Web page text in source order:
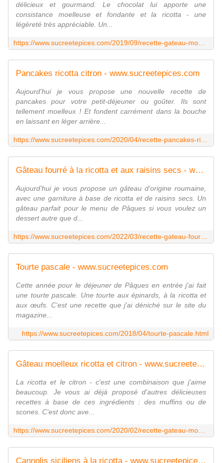
délicieux et gourmand. Le chocolat lui apporte une
consistance moelleuse et fondante et la ricotta - une
légèreté très appréciable. Un...
Pancakes ricotta citron - www.sucreetepices.com
Aujourd'hui je vous propose une nouvelle recette de
pancakes pour votre petit-déjeuner ou goûter. Ils sont
tellement moelleux ! Et fondent carrément dans la bouche
en laissant en léger arrière...
Gâteau fourré à la ricotta et aux raisins secs - www.sucreetepices.com
Aujourd'hui je vous propose un gâteau d'origine roumaine,
avec une garniture à base de ricotta et de raisins secs. Un
gâteau parfait pour le menu de Pâques si vous voulez un
dessert autre que d...
Tourte pascale - www.sucreetepices.com
Cette année pour le déjeuner de Pâques en entrée j'ai fait
une tourte pascale. Une tourte aux épinards, à la ricotta et
aux œufs. C'est une recette que j'ai déniché sur le site du
magazine...
https://www.sucreetepices.com/2018/04/tourte-pascale.html
Gâteau moelleux ricotta et citron - www.sucreetepices.com
La ricotta et le citron - c'est une combinaison que j'aime
beaucoup. Je vous ai déjà proposé d'autres délicieuses
recettes à base de ces ingrédients : des muffins ou de
scones. C'est donc ave...
Cannolis siciliens à la ricotta - www.sucreetepices.com